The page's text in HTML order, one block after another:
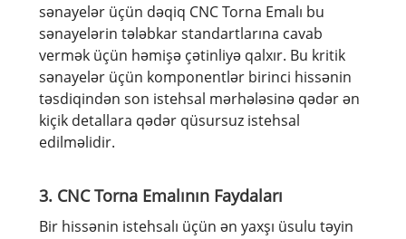
sənayelər üçün dəqiq CNC Torna Emalı bu
sənayelərin tələbkar standartlarına cavab
vermək üçün həmişə çətinliyə qalxır. Bu kritik
sənayelər üçün komponentlər birinci hissənin
təsdiqindən son istehsal mərhələsinə qədər ən
kiçik detallara qədər qüsursuz istehsal
edilməlidir.
3. CNC Torna Emalının Faydaları
Bir hissənin istehsalı üçün ən yaxşı üsulu təyin